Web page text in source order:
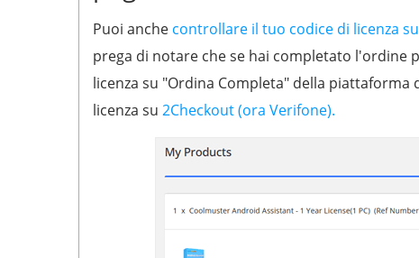
Puoi anche controllare il tuo codice di licenza
prega di notare che se hai completato
licenza su "Ordina Completa" della
licenza su 2Checkout (ora Verifone).